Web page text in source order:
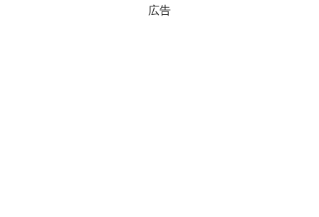
ータセンター整備」⇒ だから無理だってば。
広告